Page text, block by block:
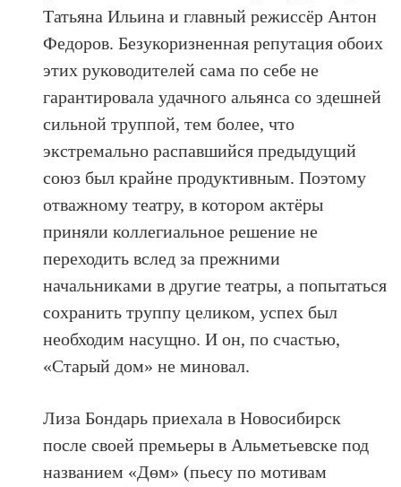
Татьяна Ильина и главный режиссёр Антон
Федоров. Безукоризненная репутация обоих
этих руководителей сама по себе не
гарантировала удачного альянса со здешней
сильной труппой, тем более, что
экстремально распавшийся предыдущий
союз был крайне продуктивным. Поэтому
отважному театру, в котором актёры
приняли коллегиальное решение не
переходить вслед за прежними
начальниками в другие театры, а попытаться
сохранить труппу целиком, успех был
необходим насущно. И он, по счастью,
«Старый дом» не миновал.
Лиза Бондарь приехала в Новосибирск
после своей премьеры в Альметьевске под
названием «Дөм» (пьесу по мотивам